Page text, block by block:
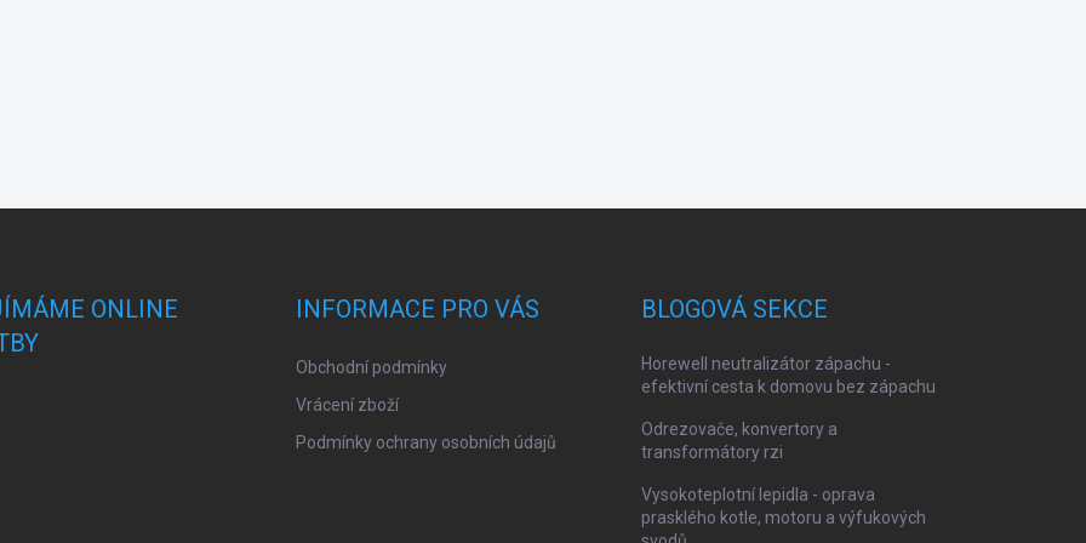
ONLINE
INFORMACE PRO VÁS
Obchodní podmínky
Vrácení zboží
Podmínky ochrany osobních údajů
BLOGOVÁ SEKCE
Horewell neutralizátor zápachu -
efektivní cesta k domovu bez zápachu
Odrezovače, konvertory a
transformátory rzi
Vysokoteplotní lepidla - oprava
prasklého kotle, motoru a výfukových